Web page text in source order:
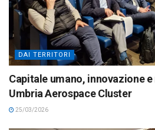
DAI TERRITORI
Capitale umano, innovazione
Umbria Aerospace Cluster
25/03/2026